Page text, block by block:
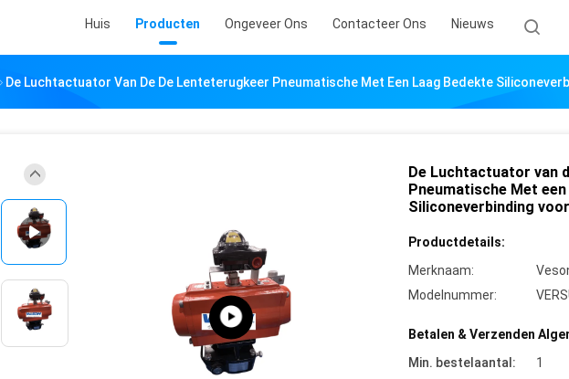
Huis Producten Ongeveer Ons Contacteer Ons Nieuws
De Luchtactuator Van De De Lenteterugkeer Pneumatische Met Een Laag Bedekte
De Luchtactuator van
Pneumatische Met
Siliconeverbinding
Productdetails:
Merknaam:
Modelnummer:
Betalen & Verzenden
Min. bestelaantal:
1